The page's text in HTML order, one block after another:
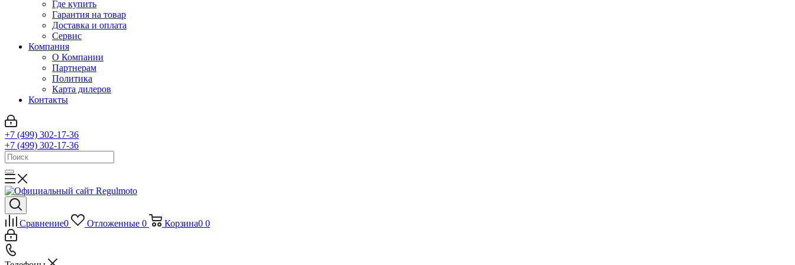
Где купить
Гарантия на товар
Доставка и оплата
Сервис
Компания
О Компании
Партнерам
Политика
Карта дилеров
Контакты
+7 (499) 302-17-36
+7 (499) 302-17-36
Сравнение0 Отложенные 0 Корзина0 0